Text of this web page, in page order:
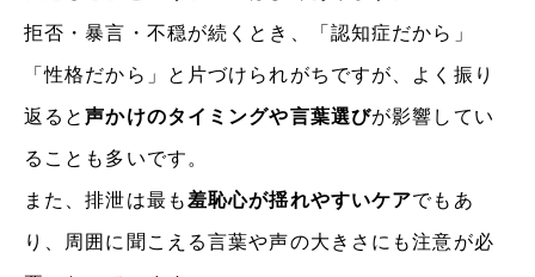
拒否・暴言・不穏が続くとき、「認知症だから」
「性格だから」と片づけられがちですが、よく振り
返ると声かけのタイミングや言葉選びが影響してい
ることも多いです。
また、排泄は最も羞恥心が揺れやすいケアでもあ
り、周囲に聞こえる言葉や声の大きさにも注意が必